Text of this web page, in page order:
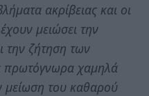
ακρίβειας και οι
μειώσει την
την ζήτηση των
πρωτόγνωρα χαμηλά
μείωση του καθαρού